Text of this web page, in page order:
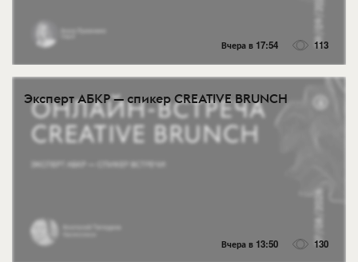
Вчера в 17:54 113
Эксперт АБКР — спикер CREATIVE BRUNCH
Вчера в 13:50 130